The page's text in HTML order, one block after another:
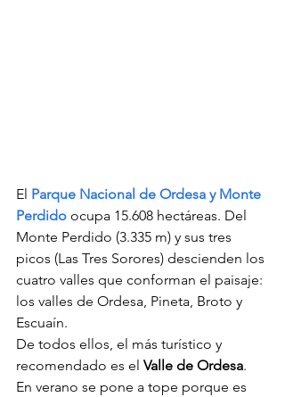
El Parque Nacional de Ordesa y Monte
Perdido ocupa 15.608 hectáreas. Del
Monte Perdido (3.335 m) y sus tres
picos (Las Tres Sorores) descienden los
cuatro valles que conforman el paisaje:
los valles de Ordesa, Pineta, Broto y
Escuaín.
De todos ellos, el más turístico y
recomendado es el Valle de Ordesa.
En verano se pone a tope porque es